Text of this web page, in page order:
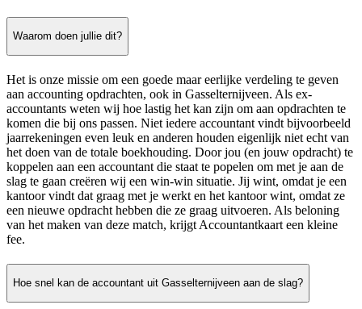
Waarom doen jullie dit?
Het is onze missie om een goede maar eerlijke verdeling te geven
aan accounting opdrachten, ook in Gasselternijveen. Als ex-
accountants weten wij hoe lastig het kan zijn om aan opdrachten te
komen die bij ons passen. Niet iedere accountant vindt bijvoorbeeld
jaarrekeningen even leuk en anderen houden eigenlijk niet echt van
het doen van de totale boekhouding. Door jou (en jouw opdracht) te
koppelen aan een accountant die staat te popelen om met je aan de
slag te gaan creëren wij een win-win situatie. Jij wint, omdat je een
kantoor vindt dat graag met je werkt en het kantoor wint, omdat ze
een nieuwe opdracht hebben die ze graag uitvoeren. Als beloning
van het maken van deze match, krijgt Accountantkaart een kleine
fee.
Hoe snel kan de accountant uit Gasselternijveen aan de slag?